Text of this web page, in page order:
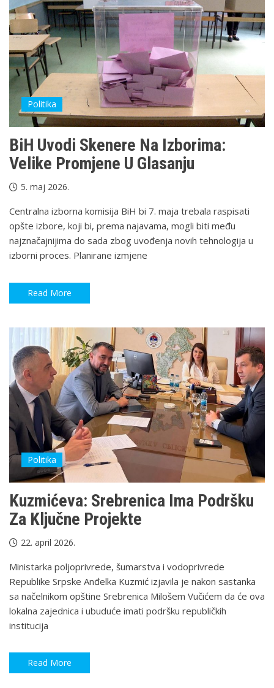
Politika
BiH Uvodi Skenere Na Izborima:
Velike Promjene U Glasanju
5. maj 2026.
Centralna izborna komisija BiH bi 7. maja trebala raspisati
opšte izbore, koji bi, prema najavama, mogli biti među
najznačajnijima do sada zbog uvođenja novih tehnologija u
izborni proces. Planirane izmjene
Read More
Politika
Kuzmićeva: Srebrenica Ima Podršku
Za Ključne Projekte
22. april 2026.
Ministarka poljoprivrede, šumarstva i vodoprivrede
Republike Srpske Anđelka Kuzmić izjavila je nakon sastanka
sa načelnikom opštine Srebrenica Milošem Vučićem da će ova
lokalna zajednica i ubuduće imati podršku republičkih
institucija
Read More